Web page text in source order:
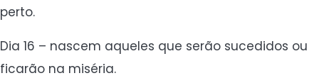
perto.
Dia 16 – nascem aqueles que serão sucedidos ou
ficarão na miséria.